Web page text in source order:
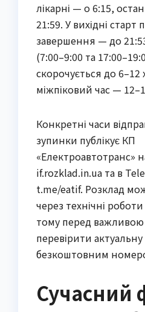
лікарні — о 6:15,
21:59. У вихідні старт
завершення — до
(7:00–9:00 та
скорочується до
міжпіковий час —
Конкретні часи
зупинки публікує КП
«Електроавтотранс»
if.rozklad.in.ua та в
t.me/eatif. Розклад
через технічні
тому перед важливою
перевірити
безкоштовним
Сучасний